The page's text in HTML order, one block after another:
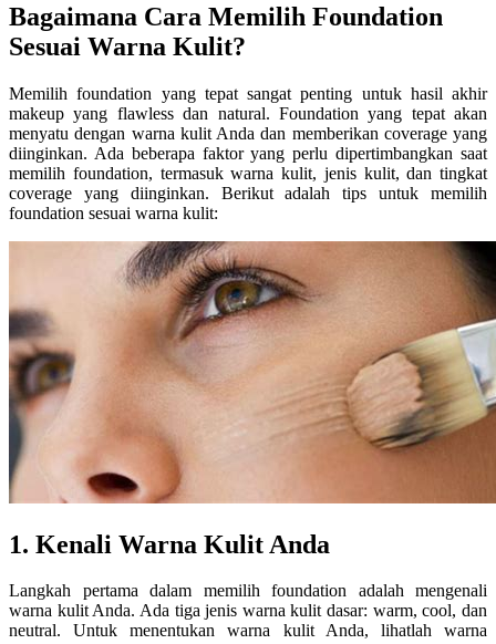
Bagaimana Cara Memilih Foundation
Sesuai Warna Kulit?
Memilih foundation yang tepat sangat penting untuk hasil akhir
makeup yang flawless dan natural. Foundation yang tepat akan
menyatu dengan warna kulit Anda dan memberikan coverage yang
diinginkan. Ada beberapa faktor yang perlu dipertimbangkan saat
memilih foundation, termasuk warna kulit, jenis kulit, dan tingkat
coverage yang diinginkan. Berikut adalah tips untuk memilih
foundation sesuai warna kulit:
1. Kenali Warna Kulit Anda
Langkah pertama dalam memilih foundation adalah mengenali
warna kulit Anda. Ada tiga jenis warna kulit dasar: warm, cool, dan
neutral. Untuk menentukan warna kulit Anda, lihatlah warna